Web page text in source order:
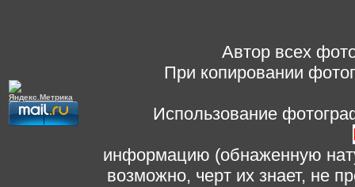
Автор всех
При копировании
Использование
информацию (обнаженную
возможно, черт их знает, не